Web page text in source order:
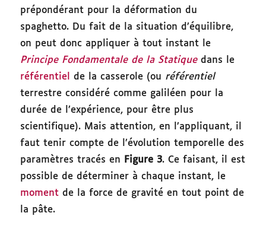
prépondérant pour la déformation du
spaghetto. Du fait de la situation d’équilibre,
on peut donc appliquer à tout instant le
Principe Fondamentale de la Statiquedans le
référentiel
de la casserole (ou référentiel
terrestre considéré comme galiléen pour la
durée de l’expérience, pour être plus
scientifique). Mais attention, en l’appliquant, il
faut tenir compte de l’évolution temporelle des
paramètres tracés en
Figure 3. Ce faisant, il est
possible de déterminer à chaque instant, le
moment de la force de gravité en tout point de
la pâte.